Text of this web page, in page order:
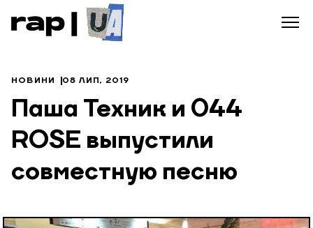
НОВИНИ 08 ЛИП, 2019
Паша Техник и 044
ROSE выпустили
совместную песню